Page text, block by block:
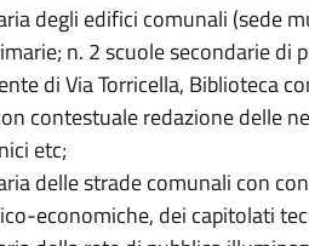
degli edifici comunali (sede
n. 2 scuole secondarie di
di Via Torricella, Biblioteca
contestuale redazione delle
etc;
delle strade comunali con
economiche, dei capitolati